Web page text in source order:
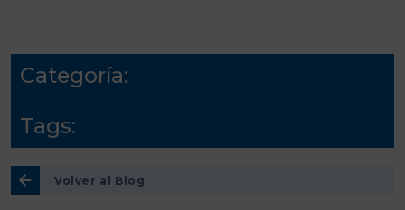
Categoría:
Tags:
Volver al Blog